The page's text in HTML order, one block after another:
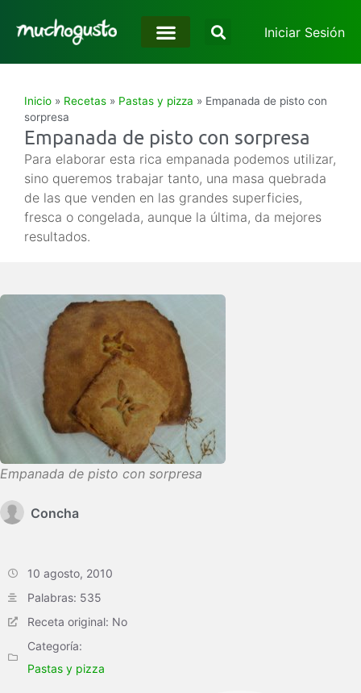
Iniciar Sesión
Inicio » Recetas » Pastas y pizza » Empanada de pisto con
sorpresa
Empanada de pisto con sorpresa
Para elaborar esta rica empanada podemos utilizar,
sino queremos trabajar tanto, una masa quebrada
de las que venden en las grandes superficies,
fresca o congelada, aunque la última, da mejores
resultados.
Empanada de pisto con sorpresa
Concha
10 agosto, 2010
Palabras: 535
Receta original: No
Categoría:
Pastas y pizza